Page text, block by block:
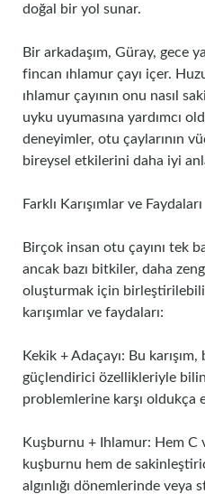
doğal bir yol sunar.
Bir arkadaşım, Güray, gece
fincan ıhlamur çayı içer.
ıhlamur çayının onu nasıl
uyku uyumasına yardımcı
deneyimler, otu çaylarının
bireysel etkilerini daha iyi
Farklı Karışımlar ve Faydaları
Birçok insan otu çayını tek
ancak bazı bitkiler, daha
oluşturmak için
karışımlar ve faydaları:
Kekik + Adaçayı: Bu karışım,
güçlendirici özellikleriyle
problemlerine karşı oldukça
Kuşburnu + Ihlamur: Hem C
kuşburnu hem de
algınlığı dönemlerinde veya